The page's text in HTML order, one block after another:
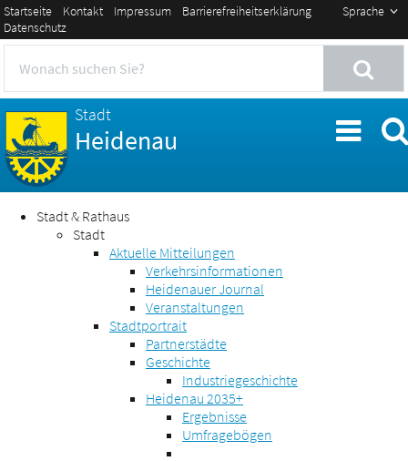
Sprache
Startseite Kontakt Impressum
Barrierefreiheitserklärung
Datenschutz
Stadt
Heidenau
Stadt & Rathaus
Stadt
Aktuelle Mitteilungen
Verkehrsinformationen
Heidenauer Journal
Veranstaltungen
Stadtportrait
Partnerstädte
Geschichte
Industriegeschichte
Heidenau 2035+
Ergebnisse
Umfragebögen